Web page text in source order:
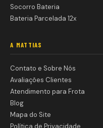
Socorro Bateria
Bateria Parcelada 12x
A MATTIAS
Contato e Sobre Nós
Avaliações Clientes
Atendimento para Frota
Blog
Mapa do Site
Política de Privacidade